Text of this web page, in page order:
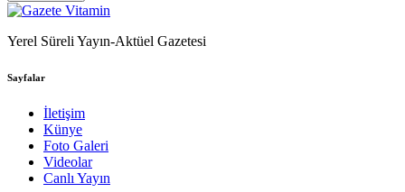
Yerel Süreli Yayın-Aktüel Gazetesi
Sayfalar
İletişim
Künye
Foto Galeri
Videolar
Canlı Yayın